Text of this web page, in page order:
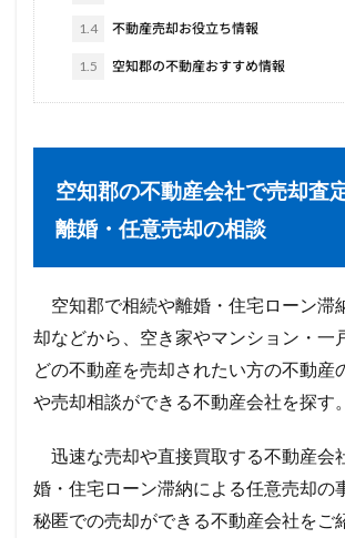
1.4 不動産売却お役立ち情報
1.5 空知郡の不動産おすすめ情報
空知郡の不動産会社で売却査
離婚・任意売却の相談
空知郡で相続や離婚・住宅ローン滞
却などから、空き家やマンション・一
どの不動産を売却されたい方の不動産
や売却相談ができる不動産会社を探す。
迅速な売却や直接買取する不動産会
婚・住宅ローン滞納による任意売却の
秘匿での売却ができる不動産会社をご